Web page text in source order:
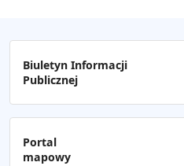
Biuletyn Informacji
Publicznej
Portal
mapowy